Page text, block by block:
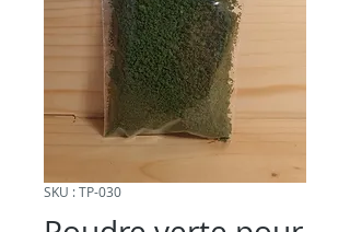
SKU : TP-030